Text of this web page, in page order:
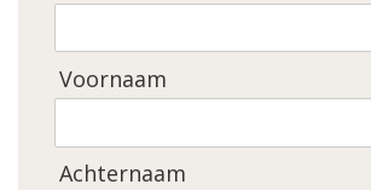
Voornaam
Achternaam